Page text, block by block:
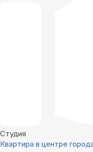
Студия
Квартира в центре